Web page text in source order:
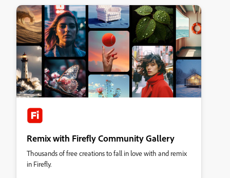
Remix with Firefly Community Gallery
Thousands of free creations to fall in love with and remix
in Firefly.